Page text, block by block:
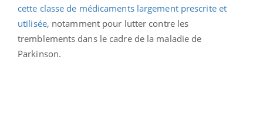
cette classe de médicaments largement prescrite et
utilisée, notamment pour lutter contre les
tremblements dans le cadre de la maladie de
Parkinson.